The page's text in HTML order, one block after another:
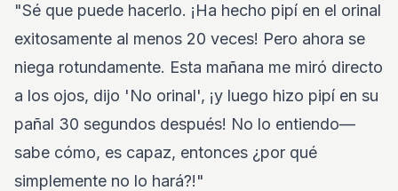
"Sé que puede hacerlo. ¡Ha hecho pipí en el orinal
exitosamente al menos 20 veces! Pero ahora se
niega rotundamente. Esta mañana me miró directo
a los ojos, dijo 'No orinal', ¡y luego hizo pipí en su
pañal 30 segundos después! No lo entiendo—
sabe cómo, es capaz, entonces ¿por qué
simplemente no lo hará?!"